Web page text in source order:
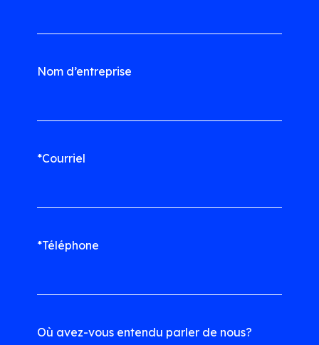
Nom d’entreprise
*Courriel
*Téléphone
Où avez-vous entendu parler de nous?